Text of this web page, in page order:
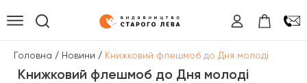
Головна / Новини / Книжковий флешмоб до Дня молоді
Книжковий флешмоб до Дня молоді